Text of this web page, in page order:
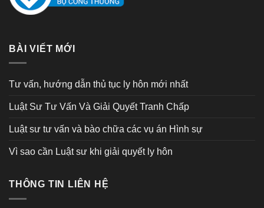
BÀI VIẾT MỚI
Tư vấn, hướng dẫn thủ tục ly hôn mới nhất
Luật Sư Tư Vấn Và Giải Quyết Tranh Chấp
Luật sư tư vấn và bào chữa các vụ án Hình sự
Vì sao cần Luật sư khi giải quyết ly hôn
THÔNG TIN LIÊN HỆ